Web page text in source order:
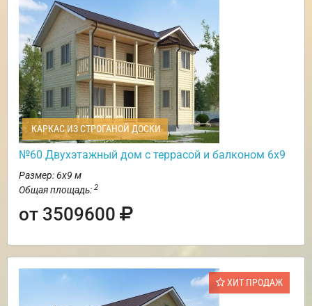
КАРКАС ИЗ СТРОГАНОЙ ДОСКИ
№60 Двухэтажный дом с террасой и балконом 6х9
Размер: 6х9 м
Общая площадь: 2
от 3509600
ХИТ ПРОДАЖ